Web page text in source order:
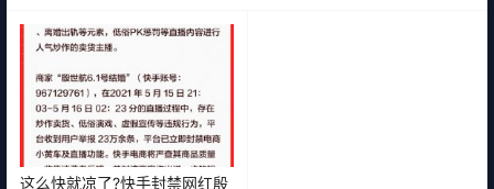
这么快就凉了?快手封禁网红殷